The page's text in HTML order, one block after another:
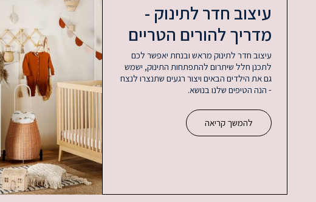
עיצוב חדר לתינוק -
מדריך להורים הטריים
עיצוב חדר לתינוק מראש ובנחת יאפשר לכם
לתכנן חלל שיתרום להתפתחות התינוק, ישמש
גם את הילדים הבאים ויצור רגעים שתנצרו לנצח
- הנה הטיפים שלנו בנושא.
להמשך קריאה